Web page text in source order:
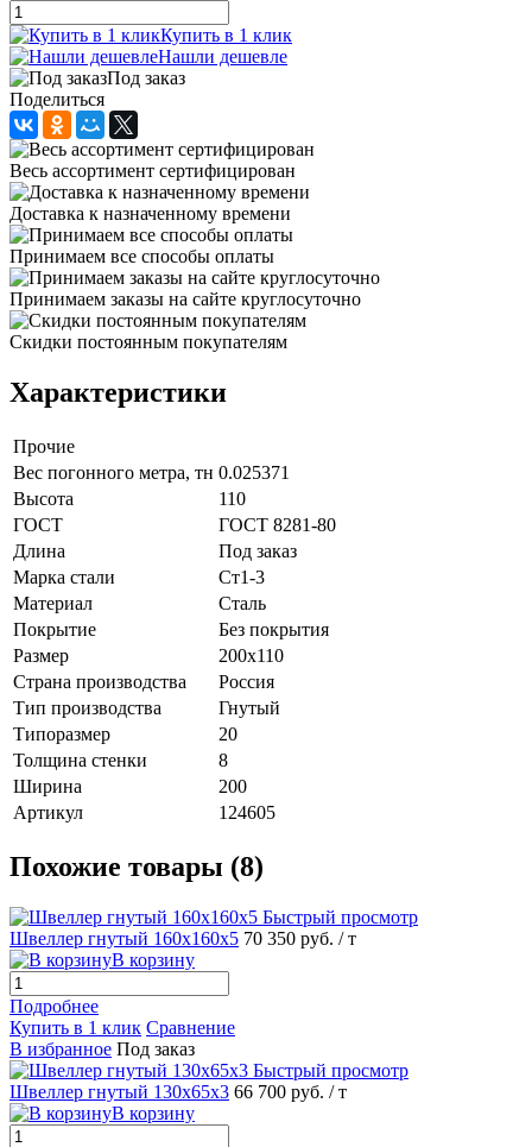
Купить в 1 клик
Нашли дешевле
Под заказ
Поделиться
Весь ассортимент сертифицирован
Доставка к назначенному времени
Принимаем все способы оплаты
Принимаем заказы на сайте круглосуточно
Скидки постоянным покупателям
Характеристики
Прочие
Вес погонного метра, тн 0.025371
Высота
110
ГОСТ
ГОСТ 8281-80
Длина
Под заказ
Марка стали
Ст1-3
Материал
Сталь
Покрытие
Без покрытия
Размер
200х110
Страна производства
Россия
Тип производства
Гнутый
Типоразмер
20
Толщина стенки
8
Ширина
200
Артикул
124605
Похожие товары (8)
Быстрый просмотр
Швеллер гнутый 160х160х5 70 350 руб. / т
В корзину
Подробнее
Купить в 1 клик Сравнение
В избранное Под заказ
Быстрый просмотр
Швеллер гнутый 130х65х3 66 700 руб. / т
В корзину